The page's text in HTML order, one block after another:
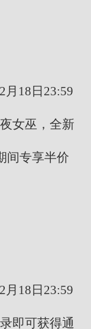
月18日23:59
女巫，全新
间专享半价
月18日23:59
即可获得通